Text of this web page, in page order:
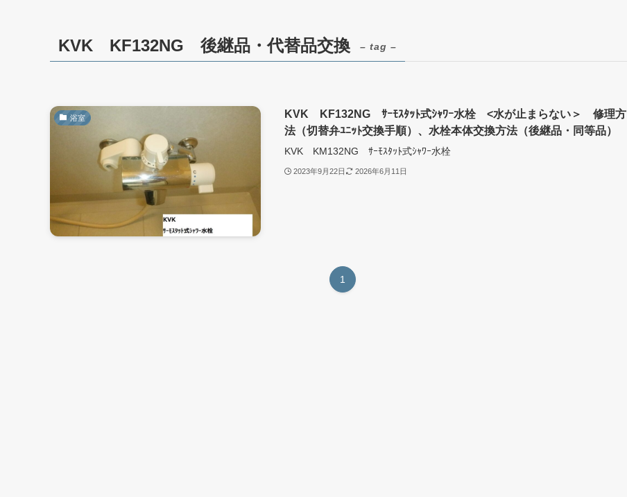
KVK KF132NG 後継品・代替品交換 – tag –
浴室
KVK KF132NG ｻｰﾓｽﾀｯﾄ式ｼｬﾜｰ水栓 <水が止まらない＞ 修理方
法（切替弁ﾕﾆｯﾄ交換手順）、水栓本体交換方法（後継品・同等品）
KVK KM132NG ｻｰﾓｽﾀｯﾄ式ｼｬﾜｰ水栓
2023年9月22日 2026年6月11日
1